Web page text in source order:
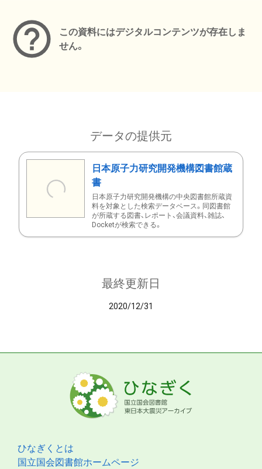
この資料にはデジタルコンテンツが存在しま
せん。
データの提供元
日本原子力研究開発機構図書館蔵
書
日本原子力研究開発機構の中央図書館所蔵資
料を対象とした検索データベース。同図書館
が所蔵する図書、レポート、会議資料、雑誌、
Docketが検索できる。
最終更新日
2020/12/31
ひなぎくとは
国立国会図書館ホームページ